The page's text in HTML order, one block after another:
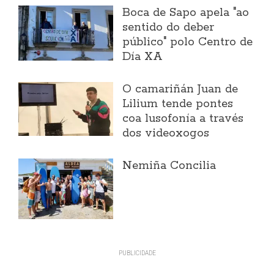
Boca de Sapo apela "ao
sentido do deber
público" polo Centro de
Día XA
O camariñán Juan de
Lilium tende pontes
coa lusofonía a través
dos videoxogos
Nemiña Concilia